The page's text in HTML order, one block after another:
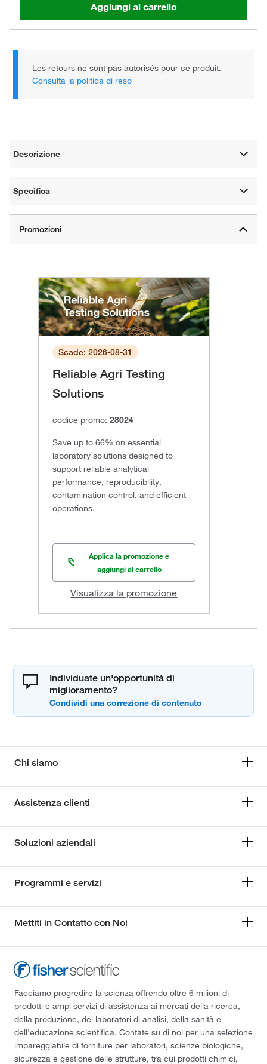
Aggiungi al carrello
Les retours ne sont pas autorisés pour ce produit.
Consulta la politica di reso
Descrizione
Specifica
Scade: 2026-08-31
Reliable Agri Testing
Solutions
codice promo: 28024
Save up to 66% on essential
laboratory solutions designed to
support reliable analytical
performance, reproducibility,
contamination control, and efficient
operations.
Applica la promozione e
aggiungi al carrello
Visualizza la promozione
Individuate un'opportunità di
miglioramento?
Chi siamo
Assistenza clienti
Soluzioni aziendali
Programmi e servizi
Mettiti in Contatto con Noi
Facciamo progredire la scienza offrendo oltre 6 milioni di
prodotti e ampi servizi di assistenza ai mercati della ricerca,
della produzione, dei laboratori di analisi, della sanità e
dell'educazione scientifica. Contate su di noi per una selezione
impareggiabile di forniture per laboratori, scienze biologiche,
sicurezza e gestione delle strutture, tra cui prodotti chimici,